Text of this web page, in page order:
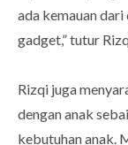
ada kemauan
gadget,” tutur
Rizqi juga
dengan anak
kebutuhan anak.